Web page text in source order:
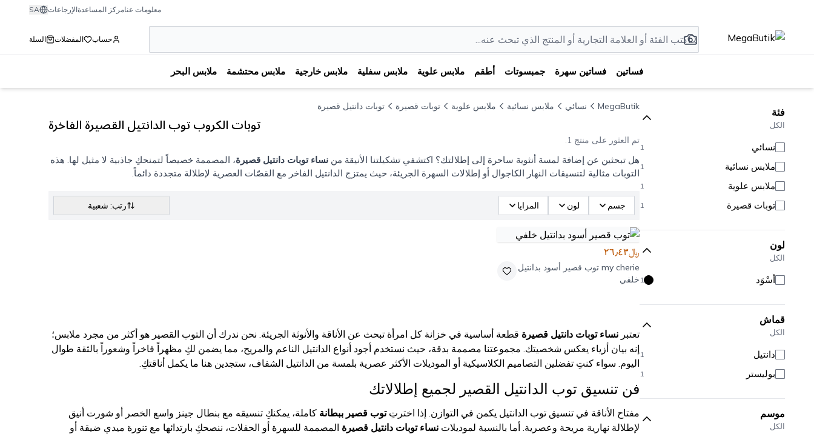
معلومات عنامركز المساعدةالإرجاعات SA
حساب المفضلات السلة
فساتين فساتين سهرة جمبسوتات أطقم ملابس علوية ملابس سفلية ملابس خارجية ملابس محتشمة ملابس البحر
فئة
الكل
نسائي 1
ملابس نسائية 1
ملابس علوية 1
توبات قصيرة 1
لون
الكل
أَسْوَد 1
قماش
الكل
دانتيل 1
بوليستر 1
موسم
الكل
MegaButik نسائي ملابس نسائية ملابس علوية توبات قصيرة توبات دانتيل قصيرة
توبات الكروب توب الدانتيل القصيرة الفاخرة
تم العثور على منتج 1.
هل تبحثين عن إضافة لمسة أنثوية ساحرة إلى إطلالتك؟ اكتشفي تشكيلتنا الأنيقة من نساء توبات دانتيل قصيرة، المصممة خصيصاً لتمنحكِ جاذبية لا مثيل لها. هذه
التوبات مثالية لتنسيقات النهار الكاجوال أو إطلالات السهرة الجريئة، حيث يمتزج الدانتيل الفاخر مع القصّات العصرية لإطلالة متجددة دائماً.
جسم لون المزايا رتب: شعبية
﷼٢٦٫٤٣
my cherie توب قصير أسود بدانتيل
خلفي
تعتبر نساء توبات دانتيل قصيرة قطعة أساسية في خزانة كل امرأة تبحث عن الأناقة والأنوثة الجريئة. نحن ندرك أن التوب القصير هو أكثر من مجرد ملابس؛
إنه بيان أزياء يعكس شخصيتك. مجموعتنا مصممة بدقة، حيث نستخدم أجود أنواع الدانتيل الناعم والمريح، مما يضمن لكِ مظهراً فاخراً وشعوراً بالثقة طوال
اليوم. سواء كنتِ تفضلين التصاميم الكلاسيكية أو الموديلات الأكثر عصرية بلمسة من الدانتيل الشفاف، ستجدين هنا ما يكمل أناقتكِ.
فن تنسيق توب الدانتيل القصير لجميع إطلالاتك
مفتاح الأناقة في تنسيق توب الدانتيل يكمن في التوازن. إذا اخترتِتوب قصير ببطانة كاملة، يمكنكِ تنسيقه مع بنطال جينز واسع الخصر أو شورت أنيق
لإطلالة نهارية مريحة وعصرية. أما بالنسبة لموديلات نساء توبات دانتيل قصيرة المصممة للسهرة أو الحفلات، ننصحكِ بارتدائها مع تنورة ميدي ضيقة أو